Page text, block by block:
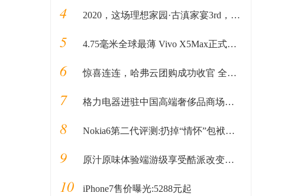
4 2020，这场理想家园·古滇家宴3rd，为万物开启家园的新篇章
5 4.75毫米全球最薄 Vivo X5Max正式发布
6 惊喜连连，哈弗云团购成功收官 全民掘金计划接踵而至
7 格力电器进驻中国高端奢侈品商场北京SKP，成SKP国产家电第一品牌
8 Nokia6第二代评测:扔掉“情怀”包袱诚意加料
9 原汁原味体验端游级享受酷派改变者S1体验手游版
10 iPhone7售价曝光:5288元起